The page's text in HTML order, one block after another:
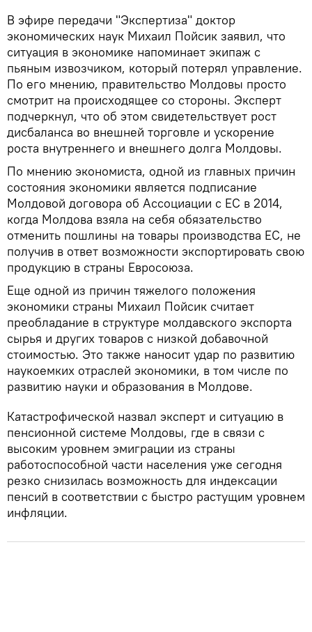
В эфире передачи "Экспертиза" доктор
экономических наук Михаил Пойсик заявил, что
ситуация в экономике напоминает экипаж с
пьяным извозчиком, который потерял управление.
По его мнению, правительство Молдовы просто
смотрит на происходящее со стороны. Эксперт
подчеркнул, что об этом свидетельствует рост
дисбаланса во внешней торговле и ускорение
роста внутреннего и внешнего долга Молдовы.
По мнению экономиста, одной из главных причин
состояния экономики является подписание
Молдовой договора об Ассоциации с ЕС в 2014,
когда Молдова взяла на себя обязательство
отменить пошлины на товары производства ЕС, не
получив в ответ возможности экспортировать свою
продукцию в страны Евросоюза.
Еще одной из причин тяжелого положения
экономики страны Михаил Пойсик считает
преобладание в структуре молдавского экспорта
сырья и других товаров с низкой добавочной
стоимостью. Это также наносит удар по развитию
наукоемких отраслей экономики, в том числе по
развитию науки и образования в Молдове.
Катастрофической назвал эксперт и ситуацию в
пенсионной системе Молдовы, где в связи с
высоким уровнем эмиграции из страны
работоспособной части населения уже сегодня
резко снизилась возможность для индексации
пенсий в соответствии с быстро растущим уровнем
инфляции.